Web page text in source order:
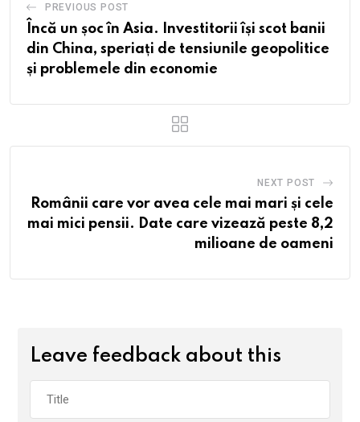
PREVIOUS POST
Încă un șoc în Asia. Investitorii își scot banii
din China, speriați de tensiunile geopolitice
și problemele din economie
NEXT POST
Românii care vor avea cele mai mari și cele
mai mici pensii. Date care vizează peste 8,2
milioane de oameni
Leave feedback about this